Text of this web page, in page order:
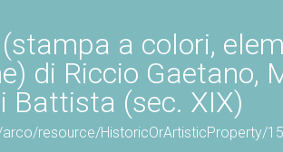
a colori,
di Riccio Gaetano,
Battista (sec. XIX)
resource/HistoricOrArtisticProperty/